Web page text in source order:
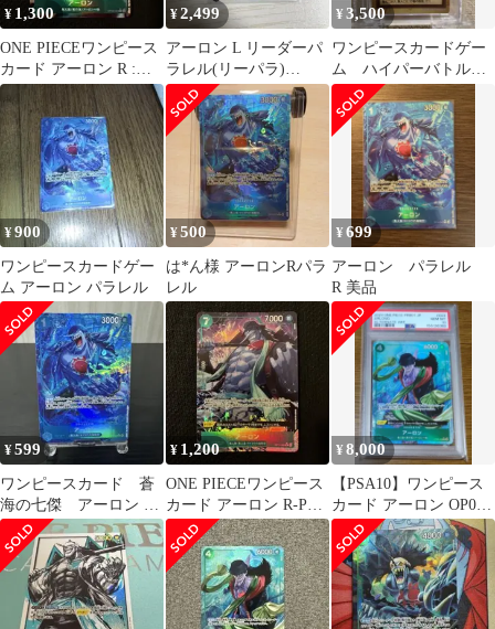
¥ 1,300
ONE PIECEワンピース
カード アーロン R :フ
ルアート OP06-023
¥2,499
アーロン L リーダーパ
ラレル(リーパラ)
OP03-022
¥3,500
ワンピースカードゲー
ム ハイパーバトル
アーロン 魚人の王
者 C176
¥900
ワンピースカードゲー
ム アーロン パラレル
¥500
は*ん様 アーロンRパラ
レル
¥699
アーロン パラレル
R 美品
¥599
ワンピースカード 蒼
海の七傑 アーロン R
パラレル OP14-042
¥ 1,200
ONE PIECEワンピース
カード アーロン R-P
OP06-023
¥8,000
【PSA10】ワンピース
カード アーロン OP06-
023 Rパラレル